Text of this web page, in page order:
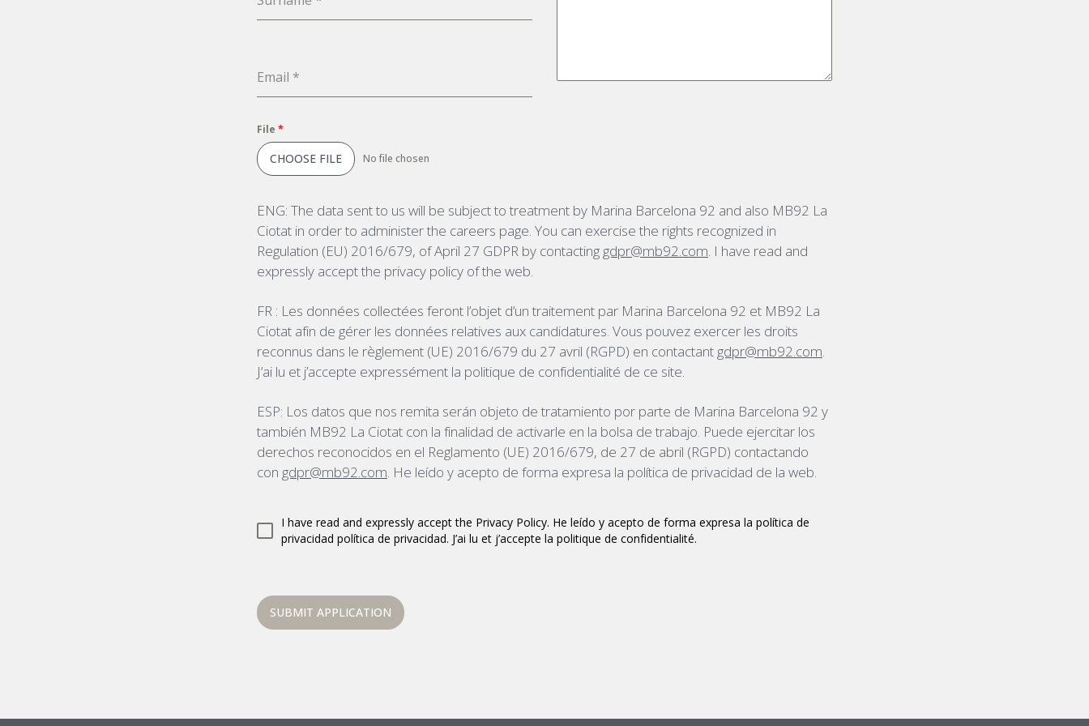
Email *
File *
CHOOSE FILE No file chosen
ENG: The data sent to us will be subject to treatment by Marina Barcelona 92 and also MB92 La
Ciotat in order to administer the careers page. You can exercise the rights recognized in
Regulation (EU) 2016/679, of April 27 GDPR by contacting gdpr@mb92.com. I have read and
expressly accept the privacy policy of the web.
FR : Les données collectées feront l’objet d’un traitement par Marina Barcelona 92 et MB92 La
Ciotat afin de gérer les données relatives aux candidatures. Vous pouvez exercer les droits
reconnus dans le règlement (UE) 2016/679 du 27 avril (RGPD) en contactant gdpr@mb92.com.
J’ai lu et j’accepte expressément la politique de confidentialité de ce site.
ESP: Los datos que nos remita serán objeto de tratamiento por parte de Marina Barcelona 92 y
también MB92 La Ciotat con la finalidad de activarle en la bolsa de trabajo. Puede ejercitar los
derechos reconocidos en el Reglamento (UE) 2016/679, de 27 de abril (RGPD) contactando
con gdpr@mb92.com. He leído y acepto de forma expresa la política de privacidad de la web.
I have read and expressly accept the Privacy Policy. He leído y acepto de forma expresa la política de
privacidad política de privacidad. J’ai lu et j’accepte la politique de confidentialité.
SUBMIT APPLICATION